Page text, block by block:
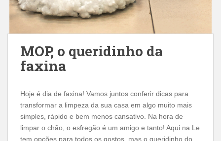
MOP, o queridinho da
faxina
Hoje é dia de faxina! Vamos juntos conferir dicas para
transformar a limpeza da sua casa em algo muito mais
simples, rápido e bem menos cansativo. Na hora de
limpar o chão, o esfregão é um amigo e tanto! Aqui na Le
tem opções para todos os gostos, mas o queridinho do